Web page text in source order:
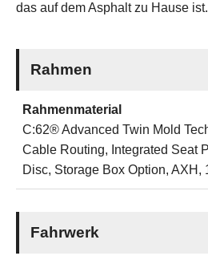
das auf dem Asphalt zu Hause ist.
Rahmen
Rahmenmaterial
C:62® Advanced Twin Mold
Cable Routing, Integrated Seat
Disc, Storage Box Option, AXH,
Fahrwerk